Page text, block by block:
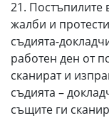
21. Постъпилите
жалби и
съдията-
работен ден от
сканират и
съдията –
същите ги